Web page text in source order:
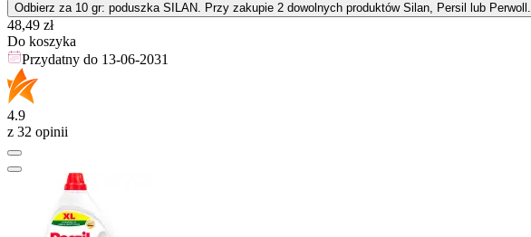
Odbierz za 10 gr: poduszka SILAN. Przy zakupie 2 dowolnych produktów Silan, Persil lub Perwoll.
Cena
48,49 zł
Do koszyka
Przydatny do 13-06-2031
4.9
z 32 opinii